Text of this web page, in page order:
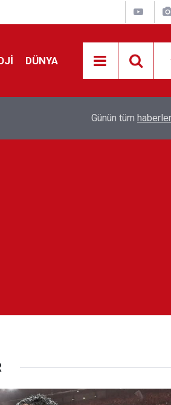
DÜNYA
Feridun Düzağaç
Günün tüm